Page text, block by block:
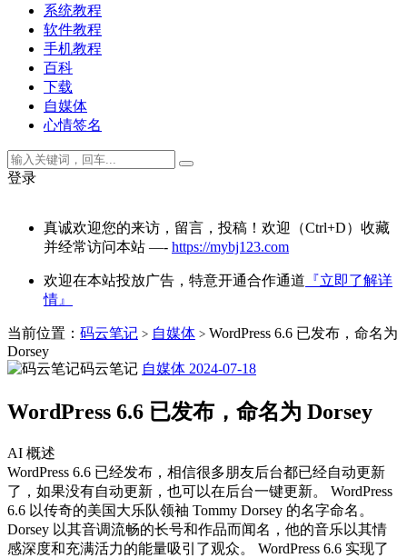
系统教程
软件教程
手机教程
百科
下载
自媒体
心情签名
登录
真诚欢迎您的来访，留言，投稿！欢迎（Ctrl+D）收藏
并经常访问本站 —- https://mybj123.com
欢迎在本站投放广告，特意开通合作通道 『立即了解详
情』
当前位置： 码云笔记 > 自媒体 > WordPress 6.6 已发布，命名为
Dorsey
码云笔记 自媒体 2024-07-18
WordPress 6.6 已发布，命名为 Dorsey
AI 概述
WordPress 6.6 已经发布，相信很多朋友后台都已经自动更新
了，如果没有自动更新，也可以在后台一键更新。 WordPress
6.6 以传奇的美国大乐队领袖 Tommy Dorsey 的名字命名。
Dorsey 以其音调流畅的长号和作品而闻名，他的音乐以其情
感深度和充满活力的能量吸引了观众。 WordPress 6.6 实现了